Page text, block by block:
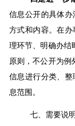
信息公开的具体
方式和内容。在
理环节、明确办结
原则，不公开为例
信息进行分类、
息范围。
七、需要说